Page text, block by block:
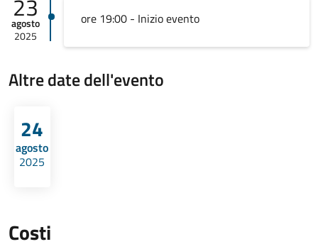
23
agosto
2025
ore 19:00 - Inizio evento
Altre date dell'evento
24
agosto
2025
Costi